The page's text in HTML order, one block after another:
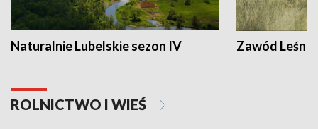
Naturalnie Lubelskie sezon IV Zawód Leśnik
ROLNICTWO I WIEŚ